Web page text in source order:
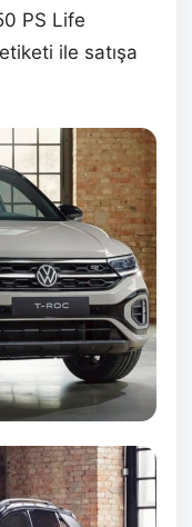
PS Life
ile satışa